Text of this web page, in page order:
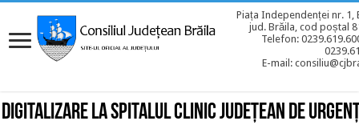
Piața Independenței nr. 1,
jud. Brăila, cod poștal
Telefon:
E-mail:
Digitalizare la Spitalul Clinic Județean de